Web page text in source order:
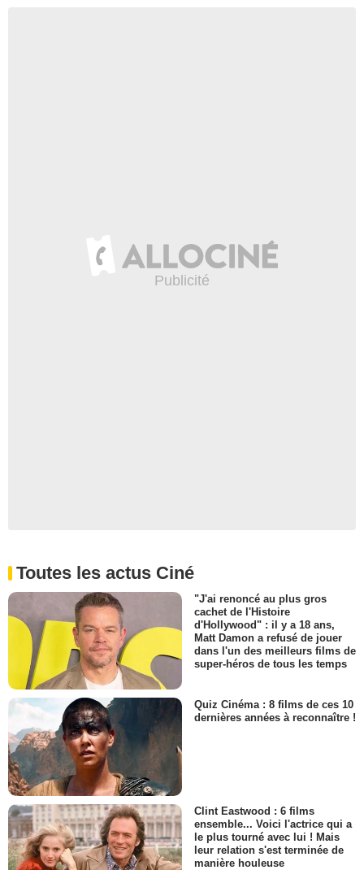
Toutes les actus Ciné
"J'ai renoncé au plus gros
cachet de l'Histoire
d'Hollywood" : il y a 18 ans,
Matt Damon a refusé de jouer
dans l'un des meilleurs films de
super-héros de tous les temps
Quiz Cinéma : 8 films de ces 10
dernières années à reconnaître !
Clint Eastwood : 6 films
ensemble... Voici l'actrice qui a
le plus tourné avec lui ! Mais
leur relation s'est terminée de
manière houleuse